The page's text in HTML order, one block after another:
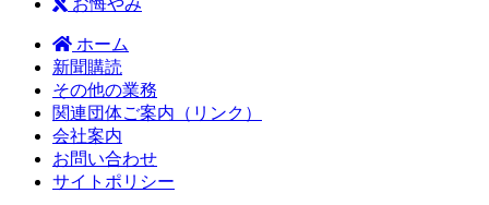
お悔やみ
ホーム
新聞購読
その他の業務
関連団体ご案内（リンク）
会社案内
お問い合わせ
サイトポリシー